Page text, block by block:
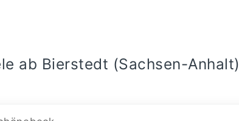
ab Bierstedt (Sachsen-Anhalt)